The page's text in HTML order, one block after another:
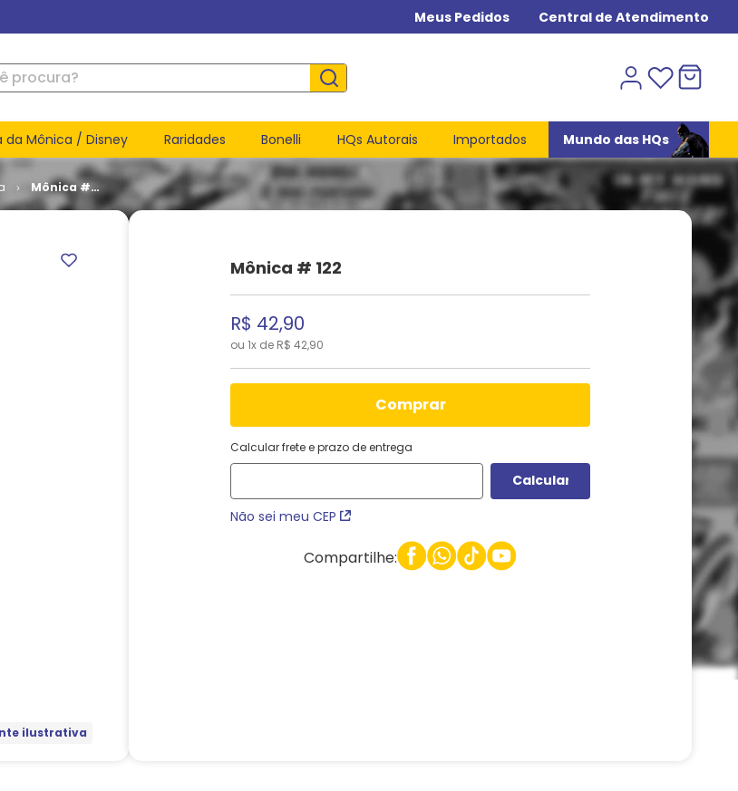
Meus Pedidos Central de Atendimento
da Mônica / Disney Raridades Bonelli HQs Autorais Importados Mundo das HQs
Mônica #
122
ilustrativa
Mônica # 122
R$ 42,90
ou 1x de R$ 42,90
comprar
Calcular frete e prazo de entrega
Não sei meu CEP
Compartilhe: